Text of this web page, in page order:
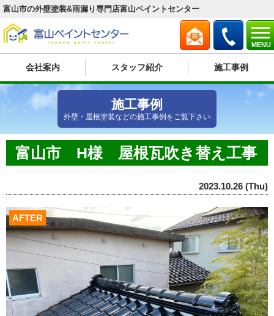
MENU
富山市の外壁塗装&雨漏り専門店富山ペイントセンター
会社案内 スタッフ紹介 施工事例
施工事例
外壁・屋根塗装などの施工事例をご覧下さい
富山市 H様 屋根瓦吹き替え工事
2023.10.26 (Thu)
AFTER